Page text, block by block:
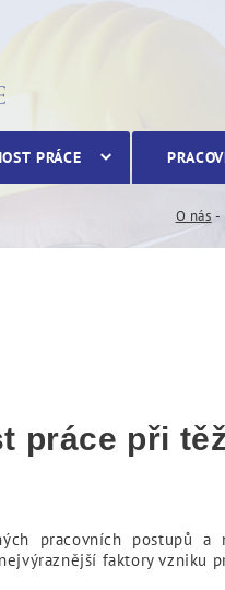
těžbě
PRÁCE
O nás
práce při
pracovních postupů
faktory vzniku